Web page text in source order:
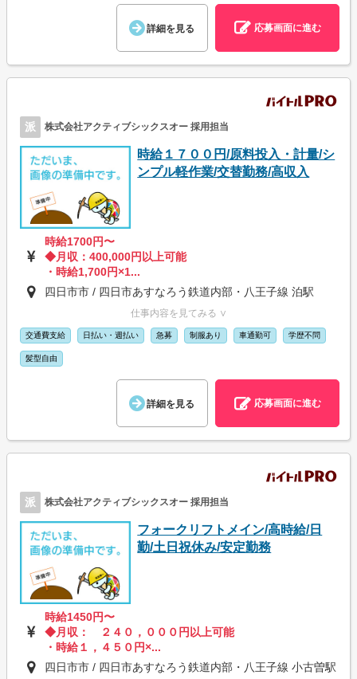
詳細を見る 応募画面に進む
派 株式会社アクティブシックスオー 採用担当
時給１７００円/原料投入・計量/シ
ンプル軽作業/交替勤務/高収入
時給1700円〜
◆月収：400,000円以上可能
・時給1,700円×1...
四日市市 / 四日市あすなろう鉄道内部・八王子線 泊駅
仕事内容を見てみる ∨
交通費支給 日払い・週払い 急募 制服あり 車通勤可 学歴不問
髪型自由
詳細を見る 応募画面に進む
派 株式会社アクティブシックスオー 採用担当
フォークリフトメイン/高時給/日
勤/土日祝休み/安定勤務
時給1450円〜
◆月収： ２４０，０００円以上可能
・時給１，４５０円×...
四日市市 / 四日市あすなろう鉄道内部・八王子線 小古曽駅